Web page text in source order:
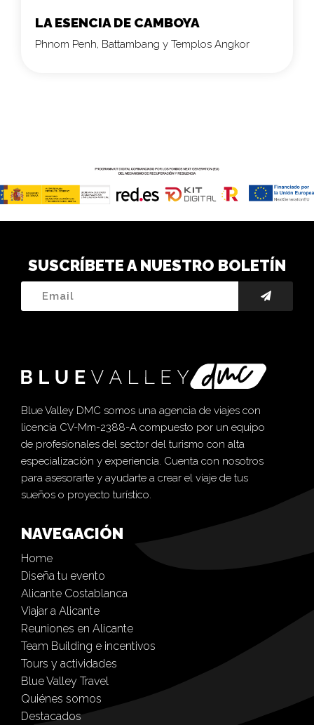
LA ESENCIA DE CAMBOYA
Phnom Penh, Battambang y Templos Angkor
SUSCRÍBETE A NUESTRO BOLETÍN
Blue Valley DMC somos una agencia de viajes con
licencia CV-Mm-2388-A compuesto por un equipo
de profesionales del sector del turismo con alta
especialización y experiencia. Cuenta con nosotros
para asesorarte y ayudarte a crear el viaje de tus
sueños o proyecto turístico.
NAVEGACIÓN
Home
Diseña tu evento
Alicante Costablanca
Viajar a Alicante
Reuniones en Alicante
Team Building e incentivos
Tours y actividades
Blue Valley Travel
Quiénes somos
Destacados